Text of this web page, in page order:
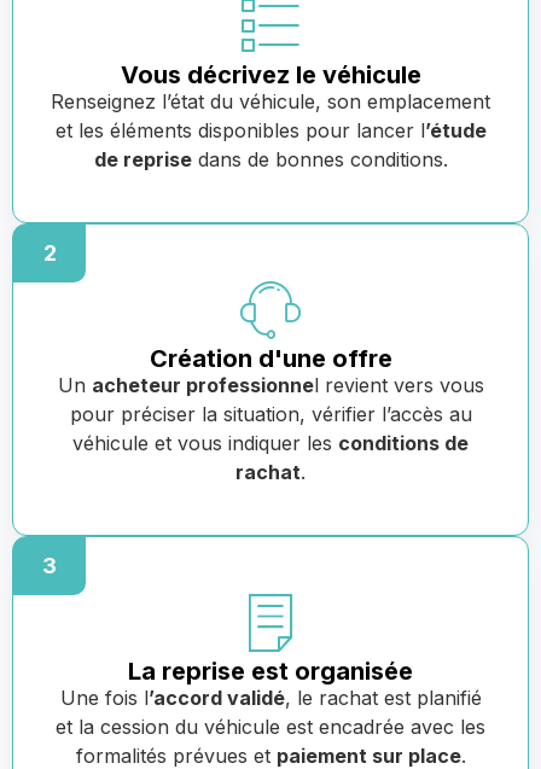
Vous décrivez le véhicule
Renseignez l’état du véhicule, son emplacement
et les éléments disponibles pour lancer l’étude
de reprisedans de bonnes conditions.
2
Création d'une offre
Un acheteur professionnel revient vers vous
pour préciser la situation, vérifier l’accès au
véhicule et vous indiquer les conditions de
rachat.
3
La reprise est organisée
Une fois l’accord validé, le rachat est planifié
et la cession du véhicule est encadrée avec les
formalités prévues et paiement sur place.